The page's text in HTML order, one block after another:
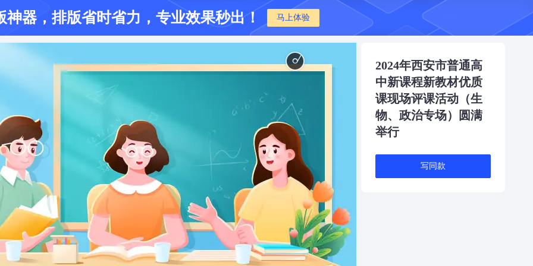
神器，排版省时省力 ，专业效果秒出！ 马上体验
2024年西安市普通高
中新课程新教材优质
课现场评课活动（生
物、政治专场）圆满
举行
写同款